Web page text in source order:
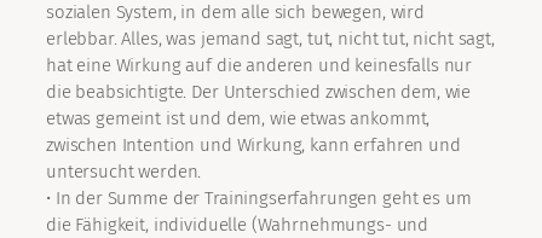
sozialen System, in dem alle sich bewegen, wird
erlebbar. Alles, was jemand sagt, tut, nicht tut, nicht sagt,
hat eine Wirkung auf die anderen und keinesfalls nur
die beabsichtigte. Der Unterschied zwischen dem, wie
etwas gemeint ist und dem, wie etwas ankommt,
zwischen Intention und Wirkung, kann erfahren und
untersucht werden.
• In der Summe der Trainingserfahrungen geht es um
die Fähigkeit, individuelle (Wahrnehmungs- und